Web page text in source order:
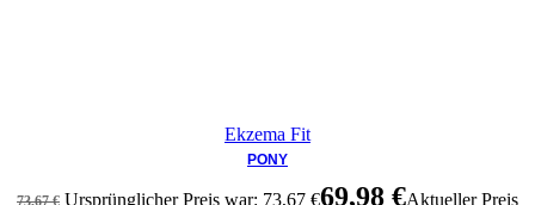
Ekzema Fit
PONY
73,67€ Ursprünglicher Preis war: 73,67 €69,98 €Aktueller Preis